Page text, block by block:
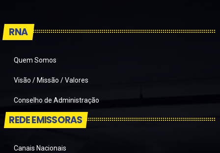
RNA
Quem Somos
Visão / Missão / Valores
Conselho de Administração
REDE EMISSORAS
Canais Nacionais